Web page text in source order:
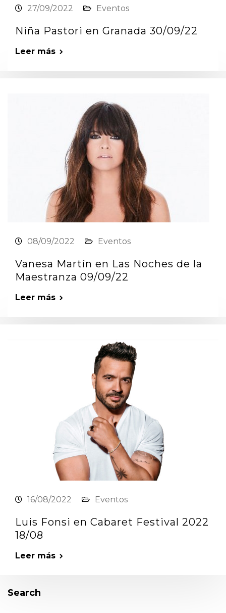
27/09/2022 Eventos
Niña Pastori en Granada 30/09/22
Leer más
08/09/2022 Eventos
Vanesa Martín en Las Noches de la
Maestranza 09/09/22
Leer más
16/08/2022 Eventos
Luis Fonsi en Cabaret Festival 2022
18/08
Leer más
Search